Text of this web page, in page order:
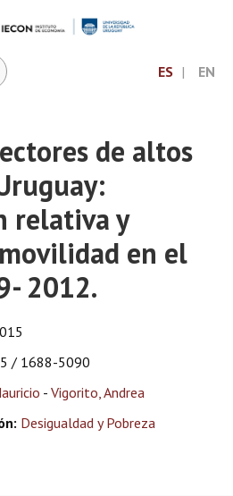
ES EN
de altos
relativa y
en el
2012.
/ 1688-5090
- Vigorito, Andrea
Desigualdad y Pobreza